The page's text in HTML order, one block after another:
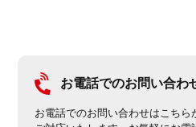
お電話でのお問い合わ
お電話でのお問い合わせはこち